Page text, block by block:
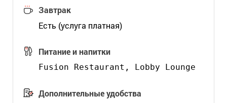
Завтрак
Есть (услуга платная)
Питание и напитки
Дополнительные удобства